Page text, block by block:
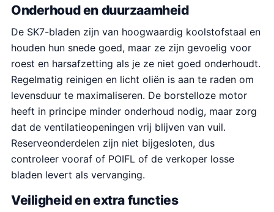
Onderhoud en duurzaamheid
De SK7-bladen zijn van hoogwaardig koolstofstaal en
houden hun snede goed, maar ze zijn gevoelig voor
roest en harsafzetting als je ze niet goed onderhoudt.
Regelmatig reinigen en licht oliën is aan te raden om
levensduur te maximaliseren. De borstelloze motor
heeft in principe minder onderhoud nodig, maar zorg
dat de ventilatieopeningen vrij blijven van vuil.
Reserveonderdelen zijn niet bijgesloten, dus
controleer vooraf of POIFL of de verkoper losse
bladen levert als vervanging.
Veiligheid en extra functies